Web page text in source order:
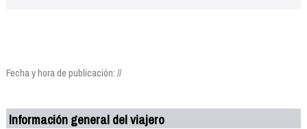
Fecha y hora de publicación: //
Información general del viajero